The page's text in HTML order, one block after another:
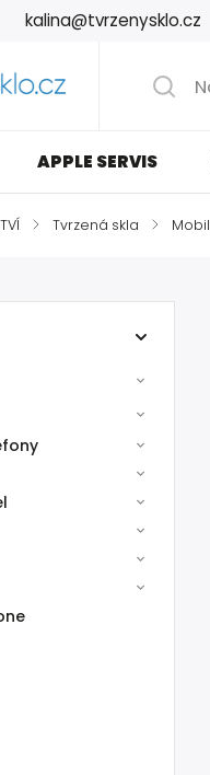
kalina@tvrzenysklo.cz
APPLE SERVIS
/ Tvrzená skla /